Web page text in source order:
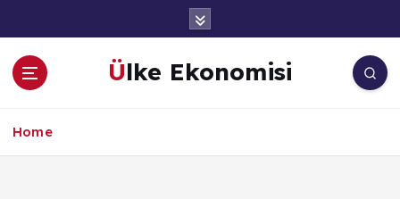
a
Ülke Ekonomisi
Home